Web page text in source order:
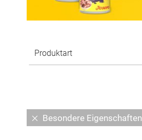
Besondere Eigenschaften
Diesen
Artikel